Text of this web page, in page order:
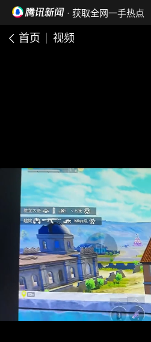
· 获取全网一手热点
首页 视频